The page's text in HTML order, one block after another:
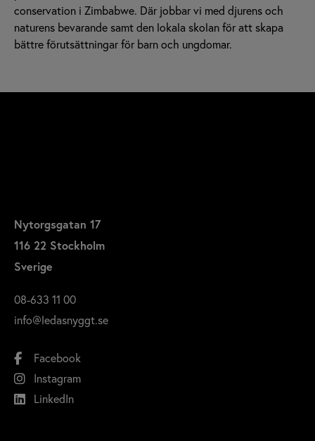
conservation i Zimbabwe. Där jobbar vi med djurens och
naturens bevarande samt den lokala skolan för att skapa
bättre förutsättningar för barn och ungdomar.
Nytorgsgatan 17
116 22 Stockholm
Sverige
08-633 11 00
info@ledasnyggt.se
Facebook
Instagram
LinkedIn